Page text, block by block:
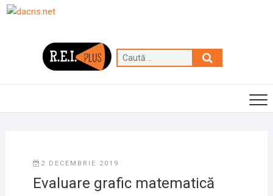
Skip
Caută
…
2 DECEMBRIE 2019
Evaluare grafic matematică